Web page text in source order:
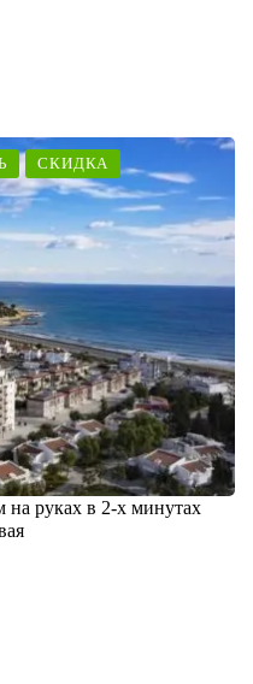
СКИДКА
на руках в 2-х минутах